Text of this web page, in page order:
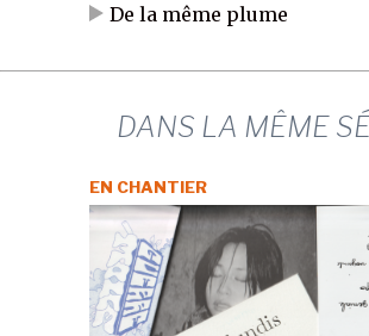
De la même plume
DANS LA MÊME
EN CHANTIER